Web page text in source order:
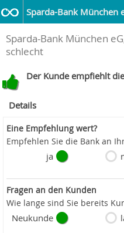
Sparda-Bank München
Sparda-Bank München
schlecht
Der Kunde empfiehlt
Details
Eine Empfehlung wert?
Empfehlen Sie die Bank an
ja
Fragen an den Kunden
Wie lange sind Sie bereits
Neukunde